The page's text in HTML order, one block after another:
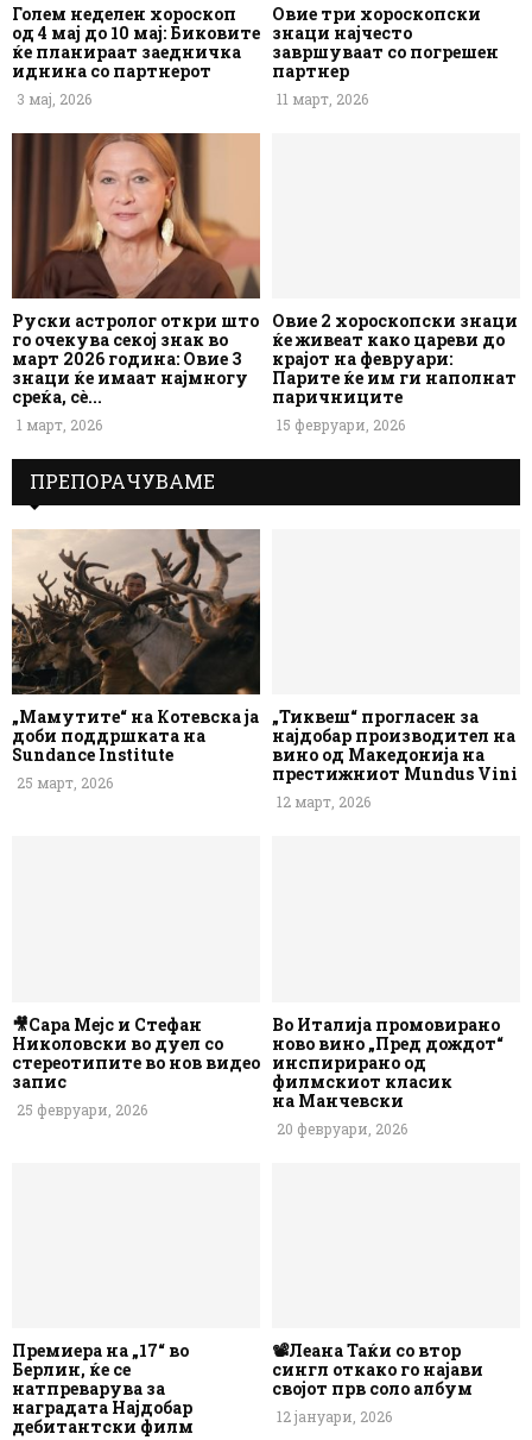
Голем неделен хороскоп
од 4 мај до 10 мај: Биковите
ќе планираат заедничка
иднина со партнерот
3 мај, 2026
Овие три хороскопски
знаци најчесто
завршуваат со погрешен
партнер
11 март, 2026
Руски астролог откри што
го очекува секој знак во
март 2026 година: Овие 3
знаци ќе имаат најмногу
среќа, сè...
1 март, 2026
Овие 2 хороскопски знаци
ќе живеат како цареви до
крајот на февруари:
Парите ќе им ги наполнат
паричниците
15 февруари, 2026
ПРЕПОРАЧУВАМЕ
„Мамутите“ на Котевска ја
доби поддршката на
Sundance Institute
25 март, 2026
„Тиквеш“ прогласен за
најдобар производител на
вино од Македонија на
престижниот Mundus Vini
12 март, 2026
🎥Сара Мејс и Стефан
Николовски во дуел со
стереотипите во нов видео
запис
25 февруари, 2026
Во Италија промовирано
ново вино „Пред дождот“
инспирирано од
филмскиот класик
на Манчевски
20 февруари, 2026
Премиера на „17“ во
Берлин, ќе се
натпреварува за
наградата Најдобар
дебитантски филм
📽️Леана Таќи со втор
сингл откако го најави
својот прв соло албум
12 јануари, 2026